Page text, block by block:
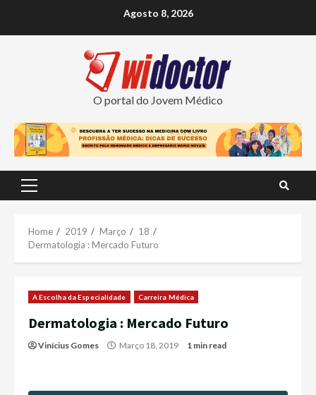
Agosto 8, 2026
O portal do Jovem Médico
Primary
Home 2019 Março
18
Dermatologia : Mercado Futuro
A Escolha da Especialidade Carreira Médica
Dermatologia : Mercado Futuro
Vinícius Gomes Março 18, 2019 1 min read